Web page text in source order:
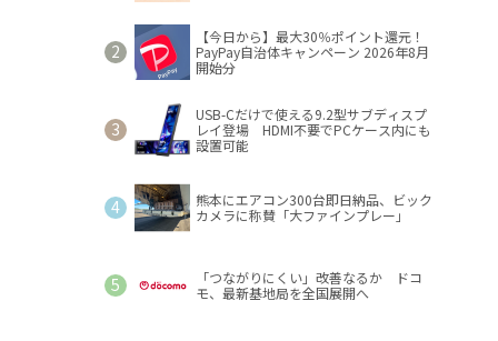
【今日から】最大30％ポイント還元！
PayPay自治体キャンペーン 2026年8月
開始分
USB-Cだけで使える9.2型サブディスプ
レイ登場 HDMI不要でPCケース内にも
設置可能
熊本にエアコン300台即日納品、ビック
カメラに称賛「大ファインプレー」
「つながりにくい」改善なるか ドコ
モ、最新基地局を全国展開へ